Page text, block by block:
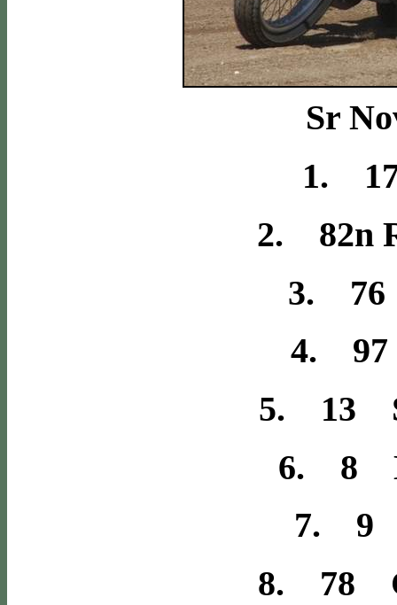
Sr
1.
2. 82n
3. 76
4. 97
5. 13
6. 8
7. 9
8. 78